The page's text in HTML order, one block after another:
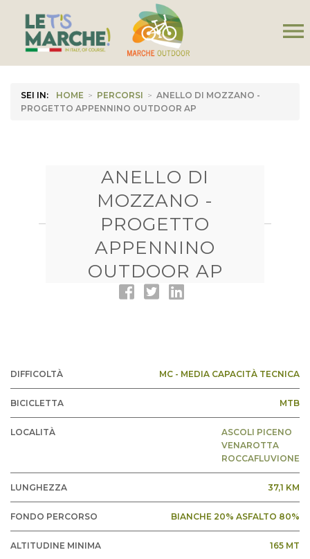
menu
SEI IN: HOME > PERCORSI > ANELLO DI MOZZANO -
PROGETTO APPENNINO OUTDOOR AP
ANELLO DI
MOZZANO -
PROGETTO
APPENNINO
OUTDOOR AP
DIFFICOLTÀ MC - MEDIA CAPACITÀ TECNICA
BICICLETTA MTB
LOCALITÀ
ASCOLI PICENO
VENAROTTA
ROCCAFLUVIONE
LUNGHEZZA 37,1 KM
FONDO PERCORSO BIANCHE 20% ASFALTO 80%
ALTITUDINE MINIMA 165 MT